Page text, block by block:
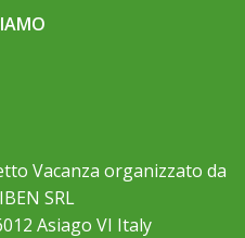
Vacanza organizzato da
SRL
Asiago VI Italy